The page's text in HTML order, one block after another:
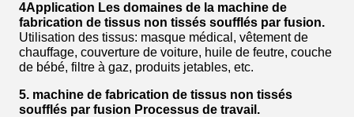
4Application Les domaines de la machine de
fabrication de tissus non tissés soufflés par fusion.
Utilisation des tissus: masque médical, vêtement de
chauffage, couverture de voiture, huile de feutre, couche
de bébé, filtre à gaz, produits jetables, etc.
5. machine de fabrication de tissus non tissés
soufflés par fusion Processus de travail.